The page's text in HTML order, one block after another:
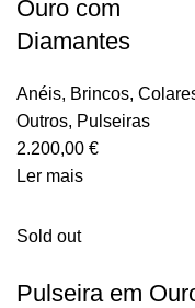
Ouro com
Diamantes
Anéis, Brincos,
Outros, Pulseiras
2.200,00 €
Ler mais
Sold out
Pulseira em